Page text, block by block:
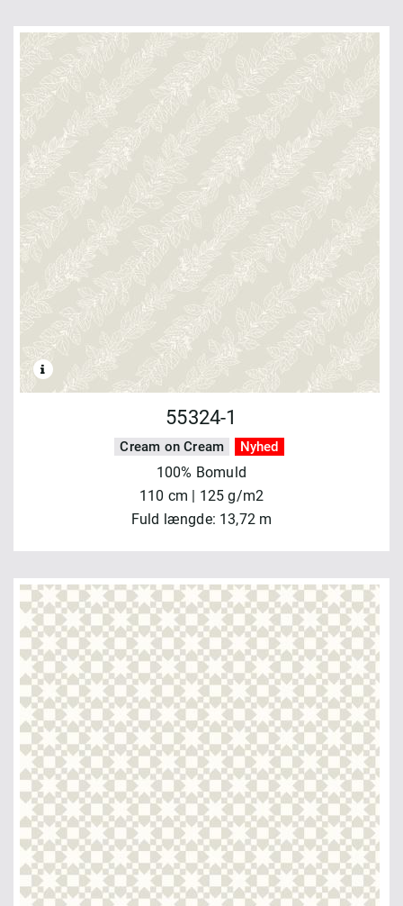
55324-1
Cream on Cream Nyhed
100% Bomuld
110 cm | 125 g/m2
Fuld længde: 13,72 m